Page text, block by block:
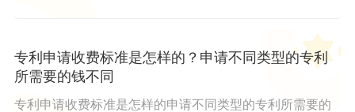
专利申请收费标准是怎样的？申请不同类型的专利
所需要的钱不同
专利申请收费标准是怎样的申请不同类型的专利所需要的